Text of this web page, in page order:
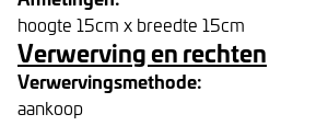
hoogte 15cm x breedte 15cm
Verwerving en rechten
Verwervingsmethode:
aankoop